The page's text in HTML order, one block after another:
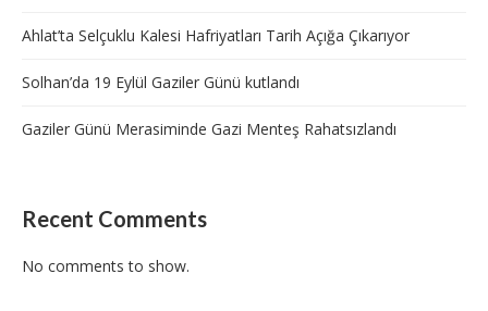
Ahlat’ta Selçuklu Kalesi Hafriyatları Tarih Açığa Çıkarıyor
Solhan’da 19 Eylül Gaziler Günü kutlandı
Gaziler Günü Merasiminde Gazi Menteş Rahatsızlandı
Recent Comments
No comments to show.